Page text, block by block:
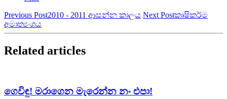
Previous Post2010 - 2011 ආසන්න කාලය Next Postකෘෂිකර්ම
අමාත්‍යංශය
Related articles
ගෙවිඳු! මරාගෙන මැරෙන්න නං එපා!